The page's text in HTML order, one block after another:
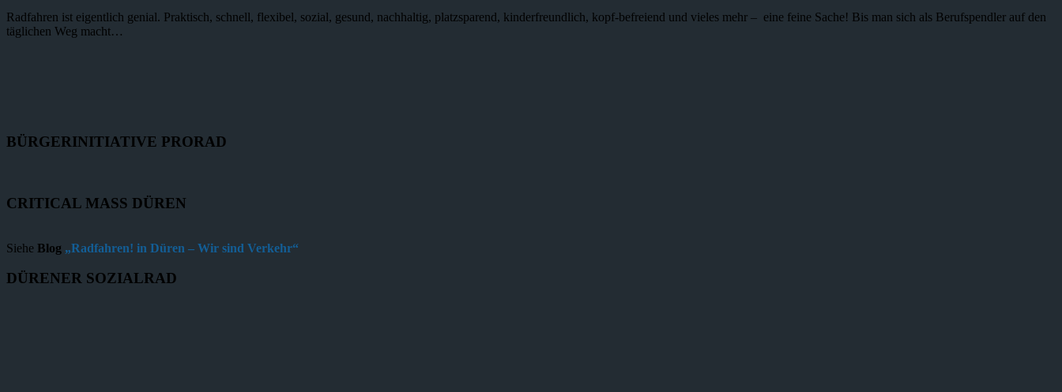
Radfahren ist eigentlich genial. Praktisch, schnell, flexibel, sozial, gesund, nachhaltig, platzsparend, kinderfreundlich, kopf-befreiend und vieles mehr – eine feine Sache! Bis man sich als Berufspendler auf den
täglichen Weg macht…
BÜRGERINITIATIVE PRORAD
CRITICAL MASS DÜREN
Siehe Blog „Radfahren! in Düren – Wir sind Verkehr“
DÜRENER SOZIALRAD